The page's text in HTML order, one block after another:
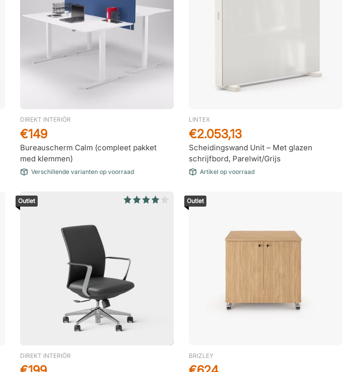
DIREKT INTERIÖR
Bureauscherm Calm (compleet pakket
med klemmen)
€149
Verschillende varianten op voorraad
LINTEX
Scheidingswand Unit – Met glazen
schrijfbord, Parelwit/Grijs
€2.053,13
Artikel op voorraad
Outlet
DIREKT INTERIÖR
Outlet
BRIZLEY